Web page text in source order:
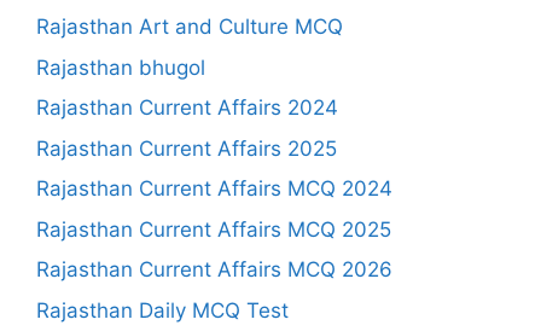
Rajasthan Art and Culture MCQ
Rajasthan bhugol
Rajasthan Current Affairs 2024
Rajasthan Current Affairs 2025
Rajasthan Current Affairs MCQ 2024
Rajasthan Current Affairs MCQ 2025
Rajasthan Current Affairs MCQ 2026
Rajasthan Daily MCQ Test